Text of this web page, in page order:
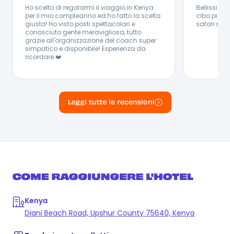
🇮🇹 Italiano - 🇬🇧 Inglese - 🇰🇪 Swahili
Ho scelto di regalarmi il viaggio in Kenya
per il mio compleanno ed ho fatto la scelta
giusta! Ho visto posti spettacolari e
conosciuto gente meravigliosa, tutto
grazie all'organizzazione del coach super
simpatico e disponibile! Esperienza da
ricordare ❤️
cibo più
safari
Leggi tutte le recensioni
COME RAGGIUNGERE L'HOTEL
Kenya
Diani Beach Road, Upshur County 75640, Kenya